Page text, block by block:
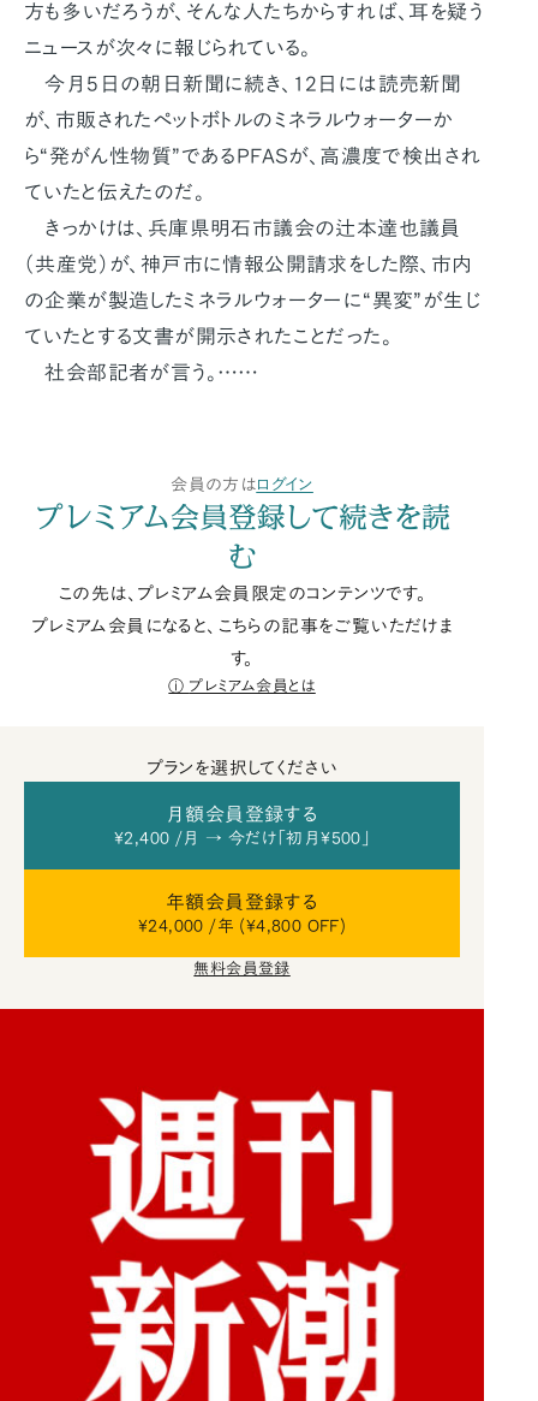
方も多いだろうが、そんな人たちからすれば、耳を疑う
ニュースが次々に報じられている。
今月5日の朝日新聞に続き、12日には読売新聞
が、市販されたペットボトルのミネラルウォーターか
ら“発がん性物質”であるPFASが、高濃度で検出され
ていたと伝えたのだ。
きっかけは、兵庫県明石市議会の辻本達也議員
（共産党）が、神戸市に情報公開請求をした際、市内
の企業が製造したミネラルウォーターに“異変”が生じ
ていたとする文書が開示されたことだった。
社会部記者が言う。……
会員の方はログイン
プレミアム会員登録して続きを読
む
この先は、プレミアム会員限定のコンテンツです。
プレミアム会員になると、こちらの記事をご覧いただけま
す。
プレミアム会員とは
プランを選択してください
月額会員登録する
¥2,400 /月 → 今だけ「初月¥500」
年額会員登録する
¥24,000 /年 (¥4,800 OFF)
無料会員登録